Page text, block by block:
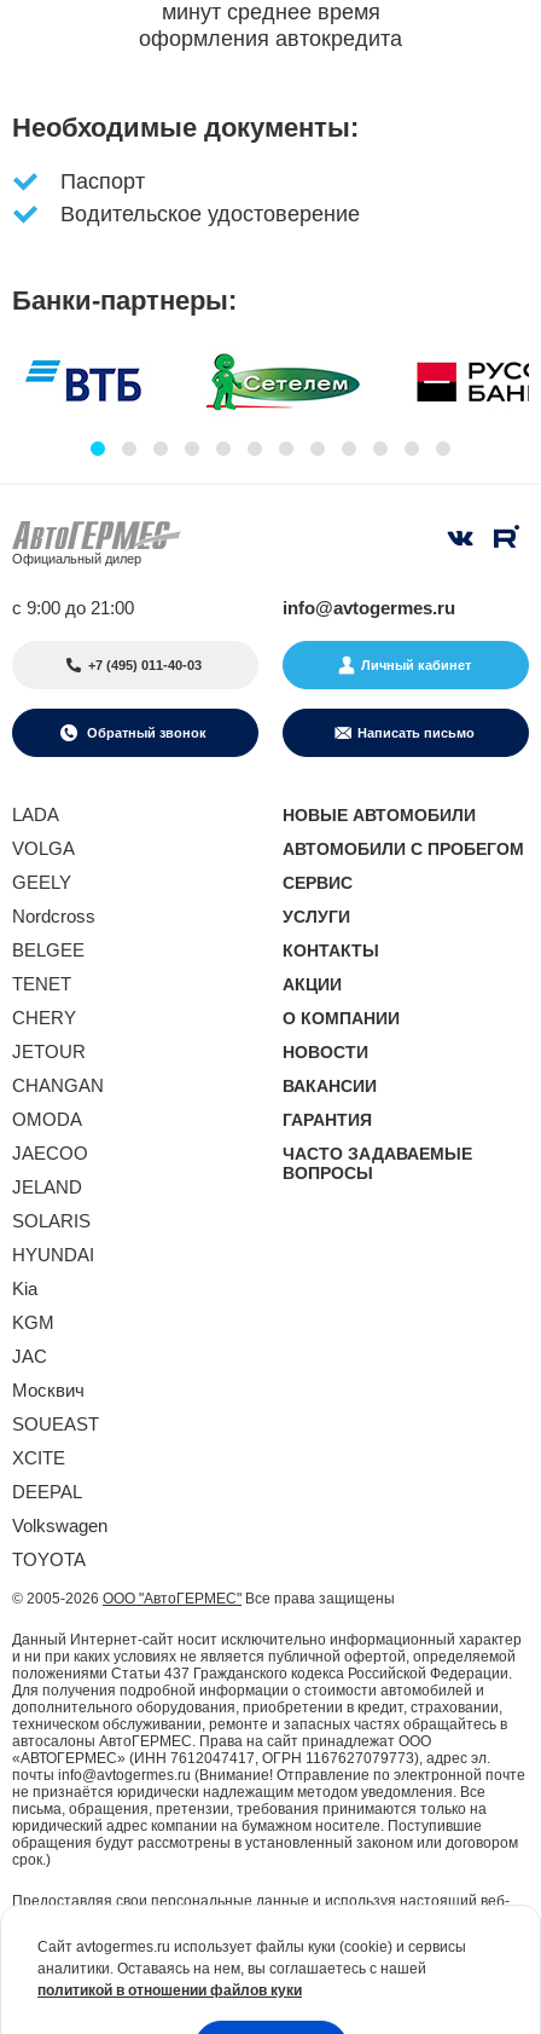
минут среднее время
оформления автокредита
Необходимые документы:
Паспорт
Водительское удостоверение
Банки-партнеры:
Официальный дилер
с 9:00 до 21:00 info@avtogermes.ru
+7 (495) 011-40-03 Личный кабинет
Обратный звонок Написать письмо
LADA
VOLGA
GEELY
Nordcross
BELGEE
TENET
CHERY
JETOUR
CHANGAN
OMODA
JAECOO
JELAND
SOLARIS
HYUNDAI
Kia
KGM
JAC
Москвич
SOUEAST
XCITE
DEEPAL
Volkswagen
TOYOTA
НОВЫЕ АВТОМОБИЛИ
АВТОМОБИЛИ С ПРОБЕГОМ
СЕРВИС
УСЛУГИ
КОНТАКТЫ
АКЦИИ
О КОМПАНИИ
НОВОСТИ
ВАКАНСИИ
ГАРАНТИЯ
ЧАСТО ЗАДАВАЕМЫЕ
ВОПРОСЫ
© 2005-2026 ООО "АвтоГЕРМЕС" Все права защищены
Данный Интернет-сайт носит исключительно информационный характер
и ни при каких условиях не является публичной офертой, определяемой
положениями Статьи 437 Гражданского кодекса Российской Федерации.
Для получения подробной информации о стоимости автомобилей и
дополнительного оборудования, приобретении в кредит, страховании,
техническом обслуживании, ремонте и запасных частях обращайтесь в
автосалоны АвтоГЕРМЕС. Права на сайт принадлежат ООО
«АВТОГЕРМЕС» (ИНН 7612047417, ОГРН 1167627079773), адрес эл.
почты info@avtogermes.ru (Внимание! Отправление по электронной почте
не признаётся юридически надлежащим методом уведомления. Все
письма, обращения, претензии, требования принимаются только на
юридический адрес компании на бумажном носителе. Поступившие
обращения будут рассмотрены в установленный законом или договором
срок.)
Предоставляя свои персональные данные и используя настоящий веб-
Для повышения удобства работы с сайтом и обеспечения его корректной
работы компания АвтоГЕРМЕСиспользует файлы куки (cookie)
идентифицируют Ваши личные данные. Вся информация является сугубо
Сайт avtogermes.ru использует файлы куки (cookie) и сервисы
аналитики. Оставаясь на нем, вы соглашаетесь с нашей
политикой в отношении файлов куки